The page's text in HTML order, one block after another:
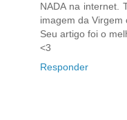
NADA na internet.
imagem da Virgem
Seu artigo foi o
<3
Responder